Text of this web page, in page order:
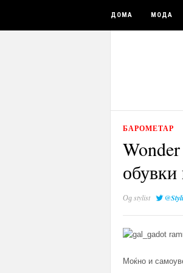
ДОМА МОДА
БАРОМЕТАР
Одstylist
Моќно и